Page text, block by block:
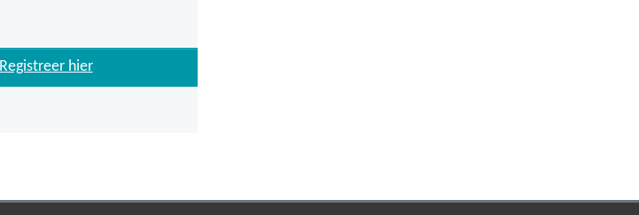
Registreer hier